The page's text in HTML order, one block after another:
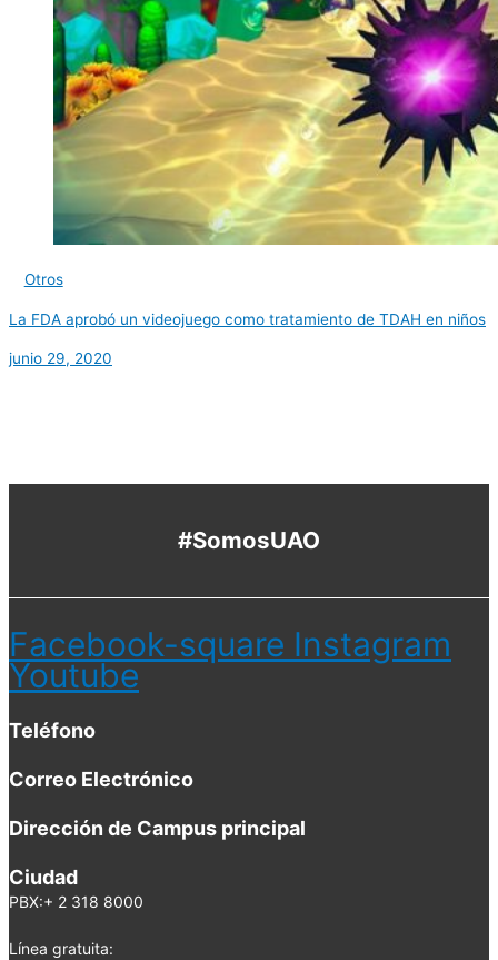
Otros
La FDA aprobó un videojuego como tratamiento de TDAH en niños
junio 29, 2020
#SomosUAO
Facebook-square Instagram
Youtube
Teléfono
Correo Electrónico
Dirección de Campus principal
Ciudad
PBX:+ 2 318 8000
Línea gratuita: